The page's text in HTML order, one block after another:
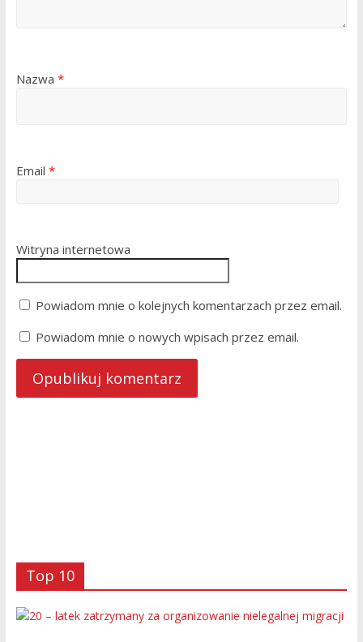
Nazwa *
Email *
Witryna internetowa
Powiadom mnie o kolejnych komentarzach przez email.
Powiadom mnie o nowych wpisach przez email.
Top 10